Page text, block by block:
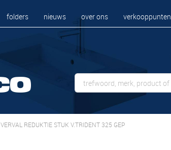
folders nieuws over ons verkooppunten
VERVAL REDUKTIE STUK V.TRIDENT 325 GEP